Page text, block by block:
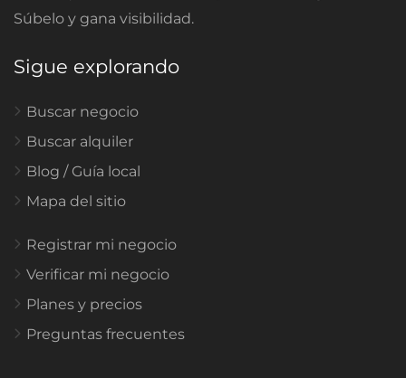
Súbelo y gana visibilidad.
Sigue explorando
Buscar negocio
Buscar alquiler
Blog / Guía local
Mapa del sitio
Registrar mi negocio
Verificar mi negocio
Planes y precios
Preguntas frecuentes